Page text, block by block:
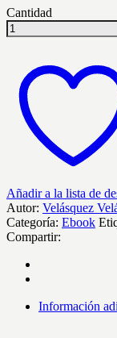
Cantidad
Añadir a la lista de
Autor:
Velásquez
Categoría:
ebook
Compartir:
Información